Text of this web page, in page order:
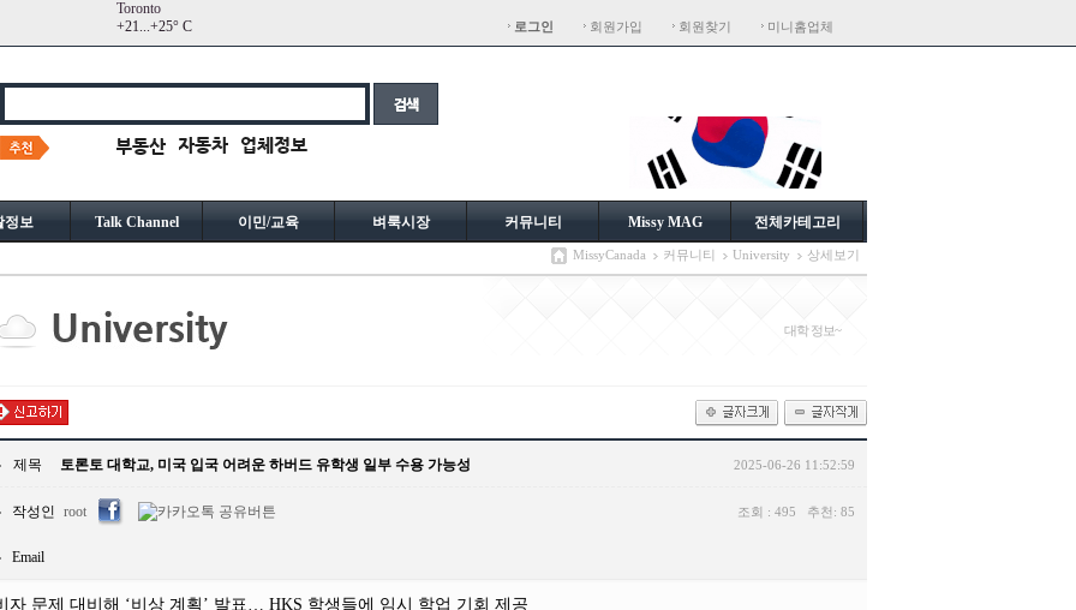
Toronto
+21...+25° C 로그인 회원가입 회원찾기 미니홈업체
정보 Talk Channel 이민/교육 벼룩시장 커뮤니티 Missy MAG 전체카테고리
MissyCanada 커뮤니티 University 상세보기
대학 정보~
제목 토론토 대학교, 미국 입국 어려운 하버드 유학생 일부 수용 가능성 2025-06-26 11:52:59
작성인 root 조회 : 495 추천: 85
Email
자 문제 대비해 ‘비상 계획’ 발표… HKS 학생들에 임시 학업 기회 제공